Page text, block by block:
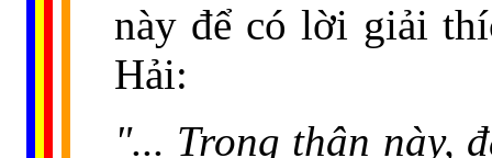
này để có lời giải
Hải:
"... Trong thân này,